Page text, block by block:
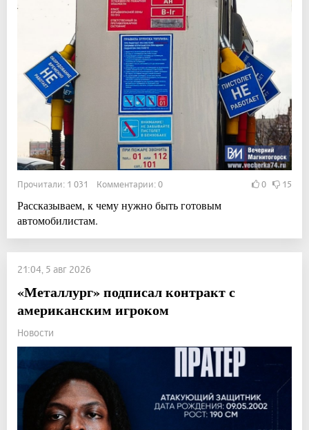
Прочитали: 1 031 Комментарии: 0 0 15
Рассказываем, к чему нужно быть готовым
автомобилистам.
21:04, 5 авг 2026
«Металлург» подписал контракт с
американским игроком
Новости